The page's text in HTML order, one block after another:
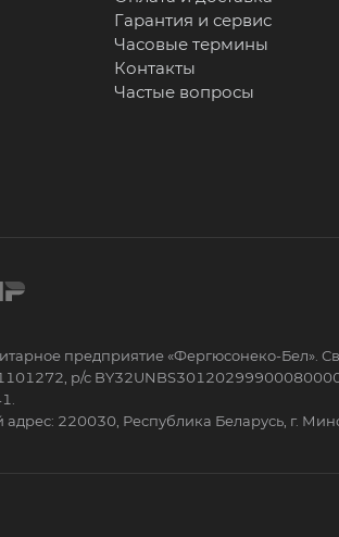
Гарантия и сервис
Часовые термины
Контакты
Частые вопросы
предприятие «Фергюсонеко-Бел».
р/с
220030, Республика Беларусь, г.